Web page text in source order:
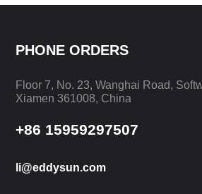
PHONE ORDERS
Floor 7, No. 23, Wanghai Road,
Xiamen 361008, China
+86 15959297507
li@eddysun.com